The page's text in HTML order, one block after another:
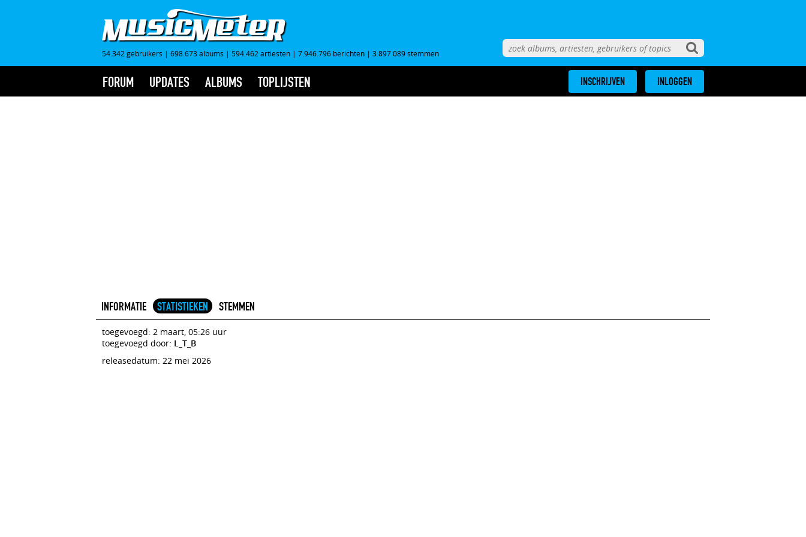
54.342 gebruikers | 698.673 albums | 594.462 artiesten | 7.946.796 berichten | 3.897.089 stemmen
FORUM UPDATES ALBUMS TOPLIJSTEN INSCHRIJVEN INLOGGEN
INFORMATIE STATISTIEKEN STEMMEN
toegevoegd: 2 maart, 05:26 uur
toegevoegd door: L_T_B
releasedatum: 22 mei 2026